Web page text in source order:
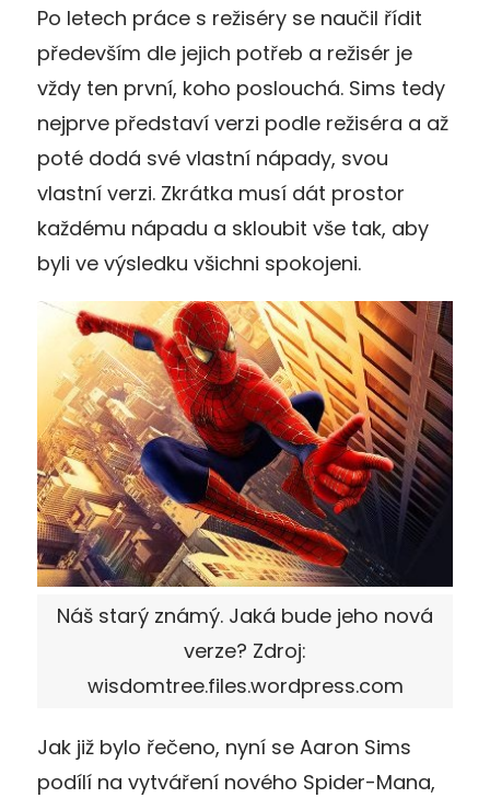
Po letech práce s režiséry se naučil řídit
především dle jejich potřeb a režisér je
vždy ten první, koho poslouchá. Sims tedy
nejprve představí verzi podle režiséra a až
poté dodá své vlastní nápady, svou
vlastní verzi. Zkrátka musí dát prostor
každému nápadu a skloubit vše tak, aby
byli ve výsledku všichni spokojeni.
Náš starý známý. Jaká bude jeho nová
verze? Zdroj:
wisdomtree.files.wordpress.com
Jak již bylo řečeno, nyní se Aaron Sims
podílí na vytváření nového Spider-Mana,